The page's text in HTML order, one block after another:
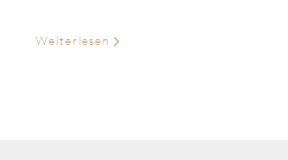
Weiterlesen